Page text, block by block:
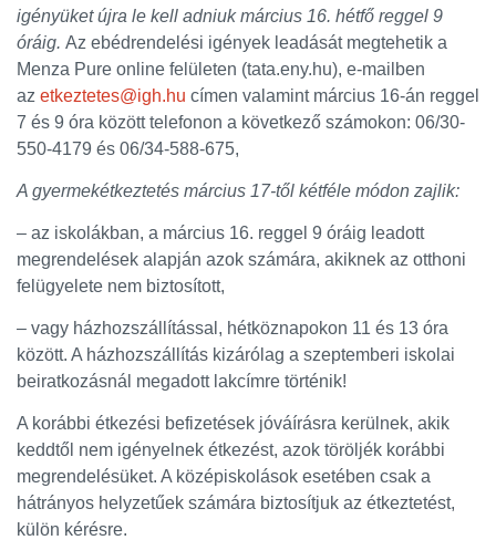
igényüket újra le kell adniuk március 16. hétfő reggel 9
óráig. Az ebédrendelési igények leadását megtehetik a
Menza Pure online felületen (tata.eny.hu), e-mailben
az etkeztetes@igh.hu címen valamint március 16-án reggel
7 és 9 óra között telefonon a következő számokon: 06/30-
550-4179 és 06/34-588-675,
A gyermekétkeztetés március 17-től kétféle módon zajlik:
– az iskolákban, a március 16. reggel 9 óráig leadott
megrendelések alapján azok számára, akiknek az otthoni
felügyelete nem biztosított,
– vagy házhozszállítással, hétköznapokon 11 és 13 óra
között. A házhozszállítás kizárólag a szeptemberi iskolai
beiratkozásnál megadott lakcímre történik!
A korábbi étkezési befizetések jóváírásra kerülnek, akik
keddtől nem igényelnek étkezést, azok töröljék korábbi
megrendelésüket. A középiskolások esetében csak a
hátrányos helyzetűek számára biztosítjuk az étkeztetést,
külön kérésre.